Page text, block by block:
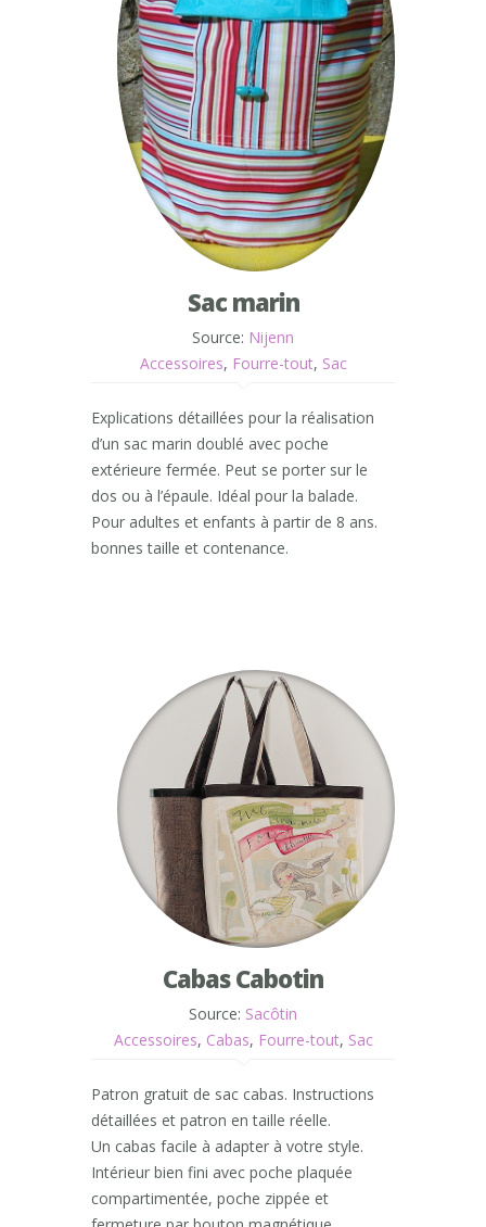
Sac marin
Source: Nijenn
Accessoires, Fourre-tout, Sac
Explications détaillées pour la réalisation
d’un sac marin doublé avec poche
extérieure fermée. Peut se porter sur le
dos ou à l’épaule. Idéal pour la balade.
Pour adultes et enfants à partir de 8 ans.
bonnes taille et contenance.
Cabas Cabotin
Source: Sacôtin
Accessoires, Cabas, Fourre-tout, Sac
Patron gratuit de sac cabas. Instructions
détaillées et patron en taille réelle.
Un cabas facile à adapter à votre style.
Intérieur bien fini avec poche plaquée
compartimentée, poche zippée et